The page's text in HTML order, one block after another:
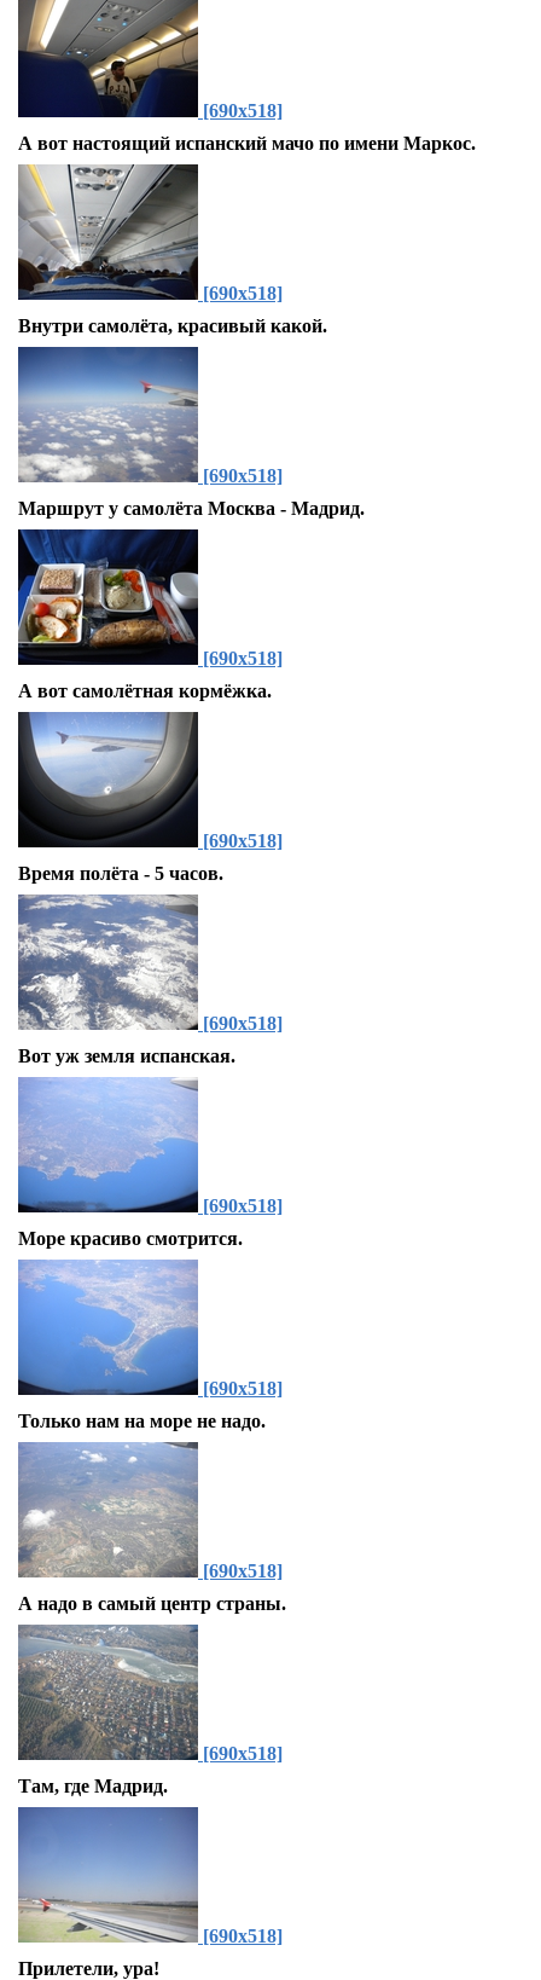
[690x518]
А вот настоящий испанский мачо по имени Маркос.
[690x518]
Внутри самолёта, красивый какой.
[690x518]
Маршрут у самолёта Москва - Мадрид.
[690x518]
А вот самолётная кормёжка.
[690x518]
Время полёта - 5 часов.
[690x518]
Вот уж земля испанская.
[690x518]
Море красиво смотрится.
[690x518]
Только нам на море не надо.
[690x518]
А надо в самый центр страны.
[690x518]
Там, где Мадрид.
[690x518]
Прилетели, ура!